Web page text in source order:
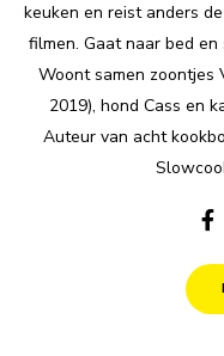
keuken en reist anders
filmen. Gaat naar bed
Woont samen zoontjes
2019), hond Cass en
Auteur van acht